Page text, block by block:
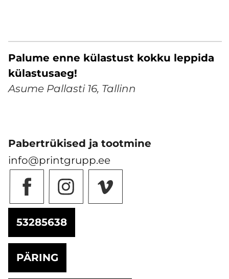
Palume enne külastust kokku leppida
külastusaeg!
Asume Pallasti 16, Tallinn
Pabertrükised ja tootmine
info@printgrupp.ee
53285638
PÄRING